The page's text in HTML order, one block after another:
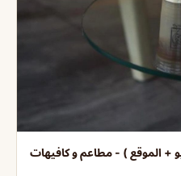
+ الموقع ) - مطاعم و كافيهات